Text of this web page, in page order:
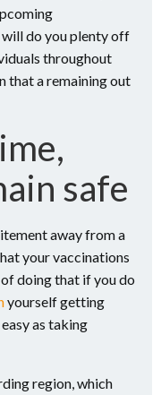
do you plenty off
throughout
that a remaining out
safe
away from a
your vaccinations
doing that if you do
yourself getting
as taking
region, which